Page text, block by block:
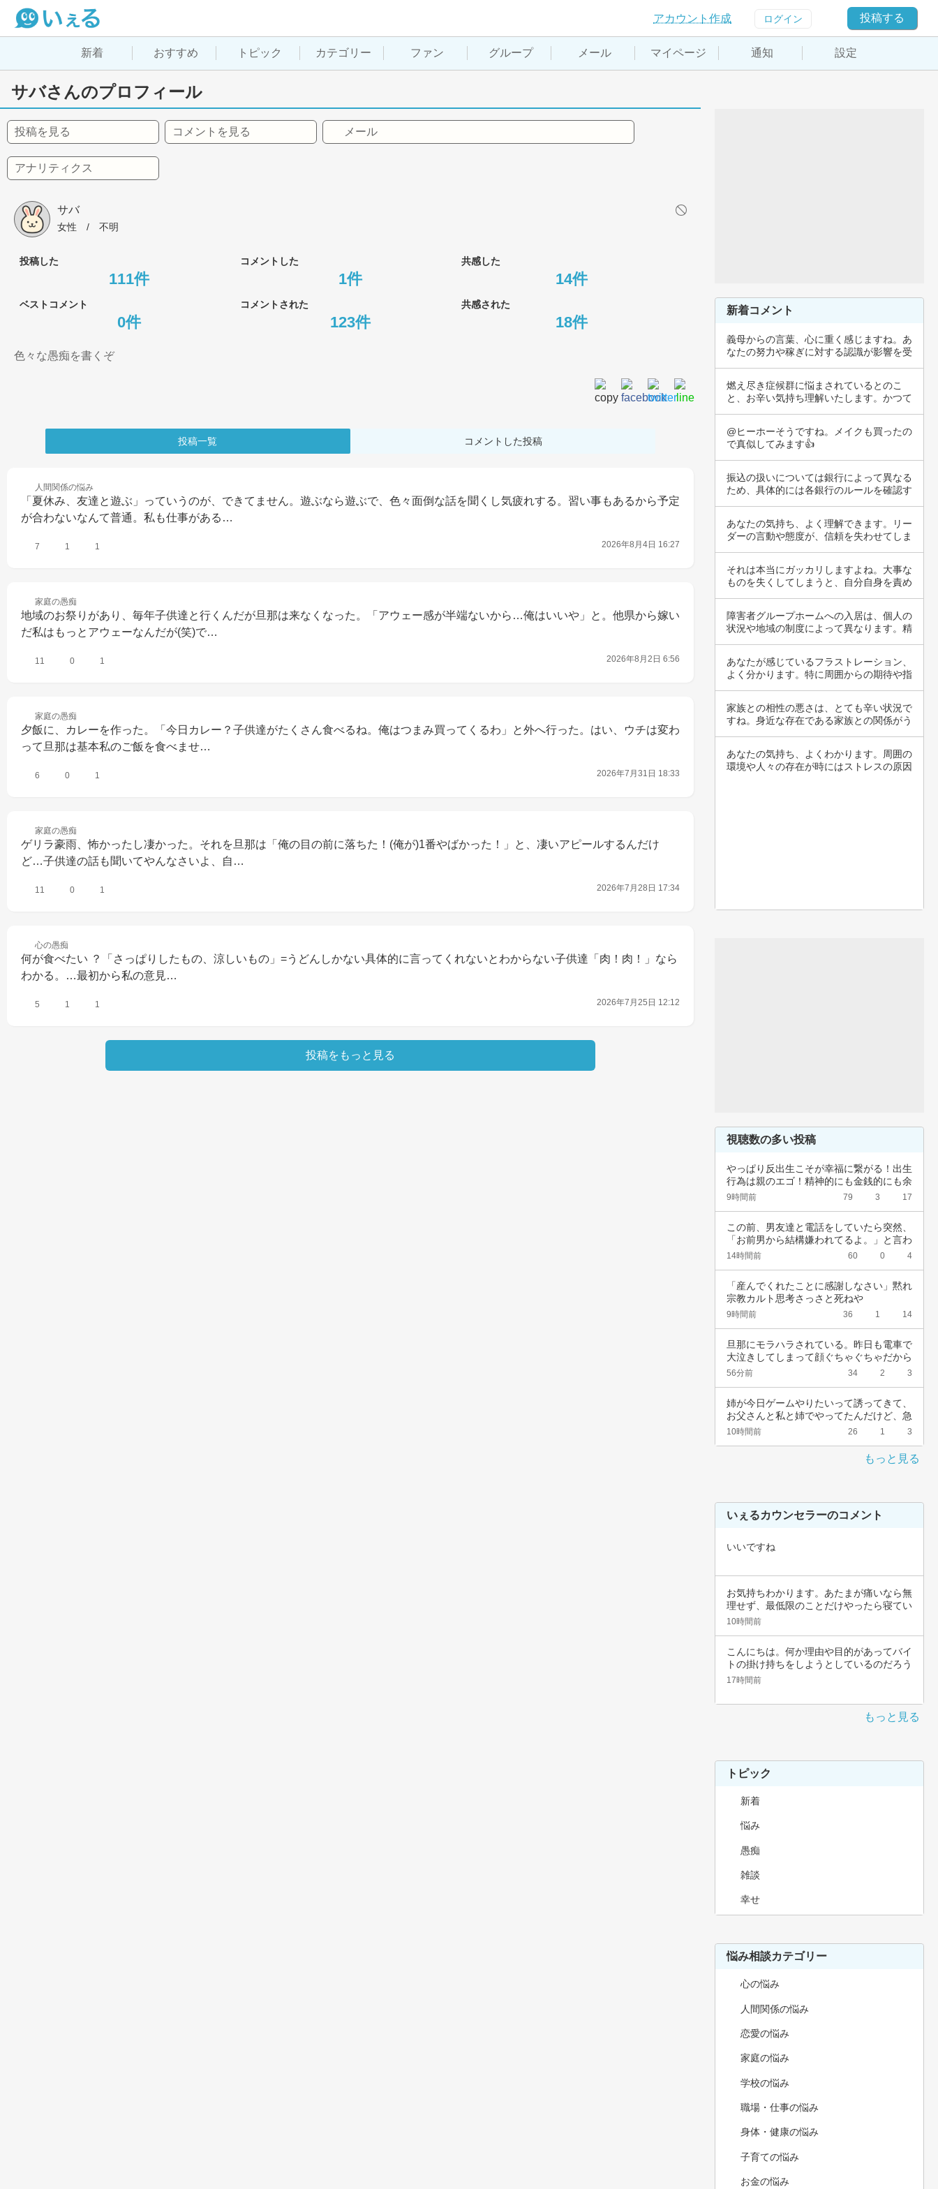
アカウント作成 ログイン 投稿する
新着 おすすめ トピック カテゴリー ファン グループ メール マイページ 通知 設定
サバさんのプロフィール
投稿を見る コメントを見る メール
アナリティクス
サバ
女性 / 不明
投稿した コメントした 共感した
111件 1件 14件
ベストコメント コメントされた 共感された
0件 123件 18件
色々な愚痴を書くぞ
投稿一覧 コメントした投稿
人間関係の悩み
「夏休み、友達と遊ぶ」っていうのが、できてません。遊ぶなら遊ぶで、色々面倒な話を聞くし気疲れする。習い事もあるから予定
が合わないなんて普通。私も仕事がある…
7 1 1 2026年8月4日 16:27
家庭の愚痴
地域のお祭りがあり、毎年子供達と行くんだが旦那は来なくなった。「アウェー感が半端ないから…俺はいいや」と。他県から嫁い
だ私はもっとアウェーなんだが(笑)で…
11 0 1 2026年8月2日 6:56
家庭の愚痴
夕飯に、カレーを作った。「今日カレー？子供達がたくさん食べるね。俺はつまみ買ってくるわ」と外へ行った。はい、ウチは変わ
って旦那は基本私のご飯を食べませ…
6 0 1 2026年7月31日 18:33
家庭の愚痴
ゲリラ豪雨、怖かったし凄かった。それを旦那は「俺の目の前に落ちた！(俺が)1番やばかった！」と、凄いアピールするんだけ
ど…子供達の話も聞いてやんなさいよ、自…
11 0 1 2026年7月28日 17:34
心の愚痴
何が食べたい ？「さっぱりしたもの、涼しいもの」=うどんしかない具体的に言ってくれないとわからない子供達「肉！肉！」なら
わかる。…最初から私の意見…
5 1 1 2026年7月25日 12:12
投稿をもっと見る
新着コメント
義母からの言葉、心に重く感じますね。あ
なたの努力や稼ぎに対する認識が影響を受
燃え尽き症候群に悩まされているとのこ
と、お辛い気持ち理解いたします。かつて
@ヒーホーそうですね。メイクも買ったの
で真似してみます👍
振込の扱いについては銀行によって異なる
ため、具体的には各銀行のルールを確認す
あなたの気持ち、よく理解できます。リー
ダーの言動や態度が、信頼を失わせてしま
それは本当にガッカリしますよね。大事な
ものを失くしてしまうと、自分自身を責め
障害者グループホームへの入居は、個人の
状況や地域の制度によって異なります。精
あなたが感じているフラストレーション、
よく分かります。特に周囲からの期待や指
家族との相性の悪さは、とても辛い状況で
すね。身近な存在である家族との関係がう
あなたの気持ち、よくわかります。周囲の
環境や人々の存在が時にはストレスの原因
視聴数の多い投稿
やっぱり反出生こそが幸福に繋がる！出生
行為は親のエゴ！精神的にも金銭的にも余
裕ないく…
9時間前 79 3 17
この前、男友達と電話をしていたら突然、
「お前男から結構嫌われてるよ。」と言わ
れました…
14時間前 60 0 4
「産んでくれたことに感謝しなさい」黙れ
宗教カルト思考さっさと死ねや
9時間前 36 1 14
旦那にモラハラされている。昨日も電車で
大泣きしてしまって顔ぐちゃぐちゃだから
会社休ん…
56分前 34 2 3
姉が今日ゲームやりたいって誘ってきて、
お父さんと私と姉でやってたんだけど、急
に不機嫌…
10時間前 26 1 3
もっと見る
いぇるカウンセラーのコメント
いいですね
お気持ちわかります。あたまが痛いなら無
理せず、最低限のことだけやったら寝てい
いんじゃ…
10時間前
こんにちは。何か理由や目的があってバイ
トの掛け持ちをしようとしているのだろう
と思いま…
17時間前
もっと見る
トピック
新着
悩み
愚痴
雑談
幸せ
悩み相談カテゴリー
心の悩み
人間関係の悩み
恋愛の悩み
家庭の悩み
学校の悩み
職場・仕事の悩み
身体・健康の悩み
子育ての悩み
お金の悩み